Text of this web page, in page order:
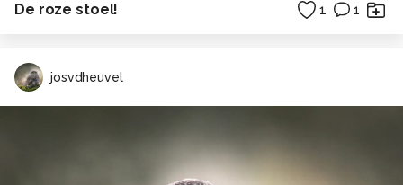
De roze stoel! 1 1
josvdheuvel